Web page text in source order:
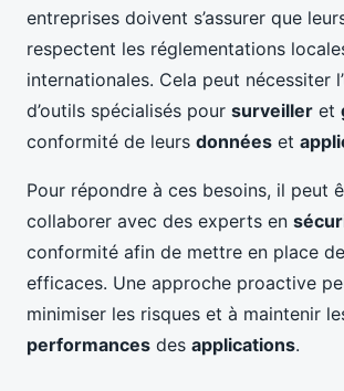
entreprises doivent s’assurer que
respectent les réglementations
internationales. Cela peut nécessiter
d’outils spécialisés pour surveiller et
conformité de leurs données et
Pour répondre à ces besoins, il peut
collaborer avec des experts en
conformité afin de mettre en place
efficaces. Une approche proactive
minimiser les risques et à maintenir
performances des applications.